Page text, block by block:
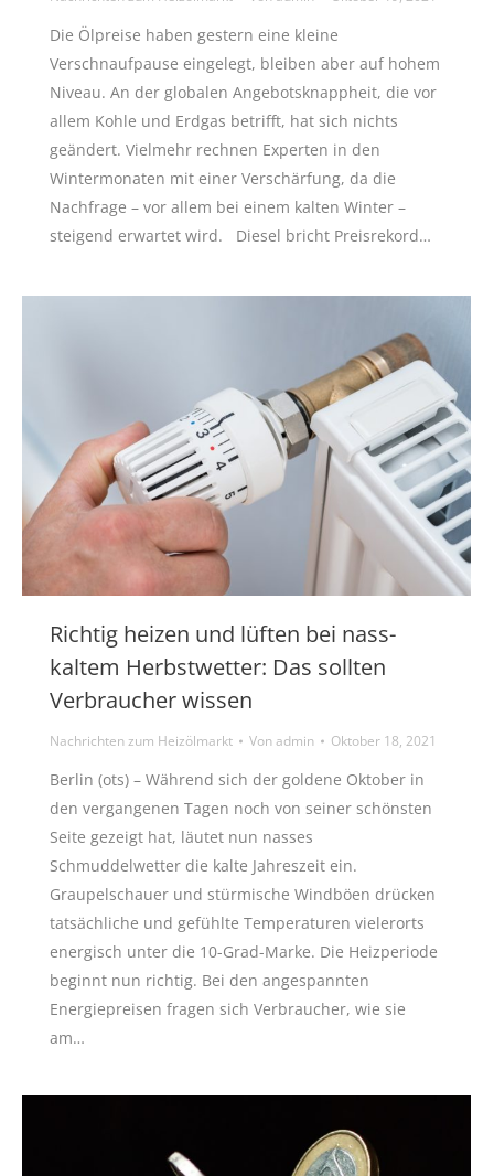
Die Ölpreise haben gestern eine kleine
Verschnaufpause eingelegt, bleiben aber auf hohem
Niveau. An der globalen Angebotsknappheit, die vor
allem Kohle und Erdgas betrifft, hat sich nichts
geändert. Vielmehr rechnen Experten in den
Wintermonaten mit einer Verschärfung, da die
Nachfrage – vor allem bei einem kalten Winter –
steigend erwartet wird. Diesel bricht Preisrekord…
Richtig heizen und lüften bei nass-
kaltem Herbstwetter: Das sollten
Verbraucher wissen
Nachrichten zum Heizölmarkt Vonadmin Oktober 18, 2021
Berlin (ots) – Während sich der goldene Oktober in
den vergangenen Tagen noch von seiner schönsten
Seite gezeigt hat, läutet nun nasses
Schmuddelwetter die kalte Jahreszeit ein.
Graupelschauer und stürmische Windböen drücken
tatsächliche und gefühlte Temperaturen vielerorts
energisch unter die 10-Grad-Marke. Die Heizperiode
beginnt nun richtig. Bei den angespannten
Energiepreisen fragen sich Verbraucher, wie sie
am…